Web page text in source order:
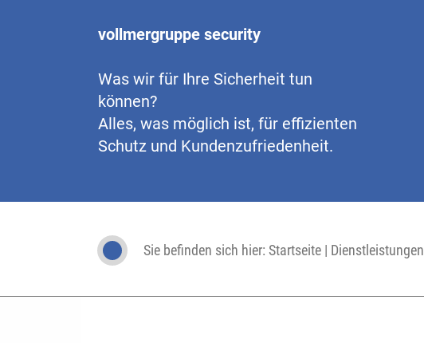
vollmergruppe security
Was wir für Ihre Sicherheit tun
können?
Alles, was möglich ist, für effizienten
Schutz und Kundenzufriedenheit.
Sie befinden sich hier: Startseite | Dienstleistungen